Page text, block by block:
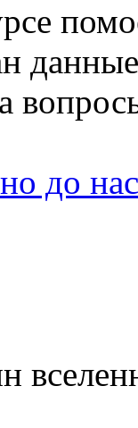
данные
до